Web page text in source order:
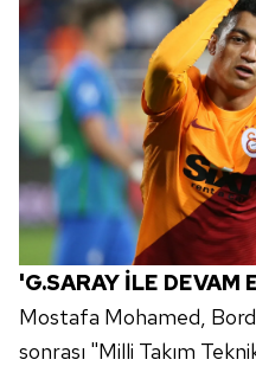
'G.SARAY İLE DEVAM
Mostafa Mohamed,
sonrası "Milli Takım